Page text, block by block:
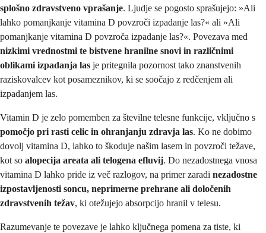
splošno zdravstveno vprašanje. Ljudje se pogosto sprašujejo: »Ali
lahko pomanjkanje vitamina D povzroči izpadanje las?« ali »Ali
pomanjkanje vitamina D povzroča izpadanje las?«. Povezava med
nizkimi vrednostmi te bistvene hranilne snovi in različnimi
oblikami izpadanja las je pritegnila pozornost tako znanstvenih
raziskovalcev kot posameznikov, ki se soočajo z redčenjem ali
izpadanjem las.
Vitamin D je zelo pomemben za številne telesne funkcije, vključno s
pomočjo pri rasti celic in ohranjanju zdravja las. Ko ne dobimo
dovolj vitamina D, lahko to škoduje našim lasem in povzroči težave,
kot so alopecija areata ali telogena efluvij. Do nezadostnega vnosa
vitamina D lahko pride iz več razlogov, na primer zaradi nezadostne
izpostavljenosti soncu, neprimerne prehrane ali določenih
zdravstvenih težav, ki otežujejo absorpcijo hranil v telesu.
Razumevanje te povezave je lahko ključnega pomena za tiste, ki